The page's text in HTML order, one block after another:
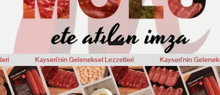
Kayseri'nin Geleneksel Lezzetleri Kayseri'nin Geleneksel